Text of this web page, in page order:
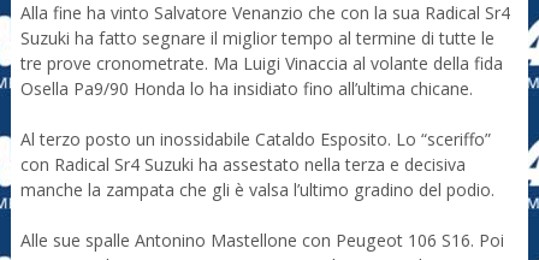
Alla fine ha vinto Salvatore Venanzio che con la sua Radical Sr4
Suzuki ha fatto segnare il miglior tempo al termine di tutte le
tre prove cronometrate. Ma Luigi Vinaccia al volante della fida
Osella Pa9/90 Honda lo ha insidiato fino all’ultima chicane.
Al terzo posto un inossidabile Cataldo Esposito. Lo “sceriffo”
con Radical Sr4 Suzuki ha assestato nella terza e decisiva
manche la zampata che gli è valsa l’ultimo gradino del podio.
Alle sue spalle Antonino Mastellone con Peugeot 106 S16. Poi